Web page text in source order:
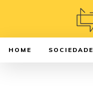
HOME SOCIEDADE